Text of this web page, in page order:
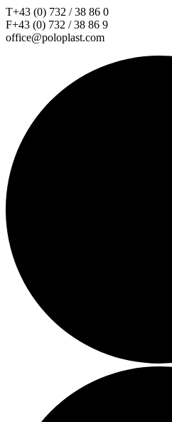
T+43 (0) 732 / 38 86 0
F+43 (0) 732 / 38 86 9
office@poloplast.com